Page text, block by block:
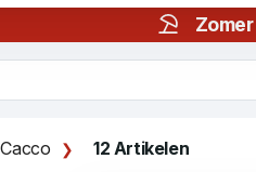
12 Artikelen